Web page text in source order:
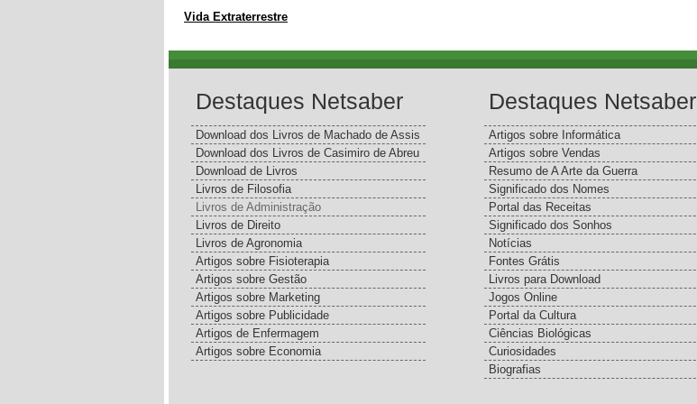
Vida Extraterrestre
Destaques Netsaber
Download dos Livros de Machado de Assis
Download dos Livros de Casimiro de Abreu
Download de Livros
Livros de Filosofia
Livros de Administração
Livros de Direito
Livros de Agronomia
Artigos sobre Fisioterapia
Artigos sobre Gestão
Artigos sobre Marketing
Artigos sobre Publicidade
Artigos de Enfermagem
Artigos sobre Economia
Destaques Netsaber
Artigos sobre Informática
Artigos sobre Vendas
Resumo de A Arte da Guerra
Significado dos Nomes
Portal das Receitas
Significado dos Sonhos
Notícias
Fontes Grátis
Livros para Download
Jogos Online
Portal da Cultura
Ciências Biológicas
Curiosidades
Biografias